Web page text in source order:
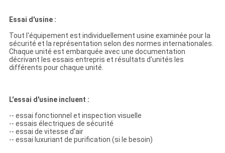
Essai d'usine :
Tout l'équipement est individuellement usine examinée pour la
sécurité et la représentation selon des normes internationales.
Chaque unité est embarquée avec une documentation
décrivant les essais entrepris et résultats d'unités les
différents pour chaque unité.
L'essai d'usine incluent :
-- essai fonctionnel et inspection visuelle
-- essais électriques de sécurité
-- essai de vitesse d'air
-- essai luxuriant de purification (si le besoin)